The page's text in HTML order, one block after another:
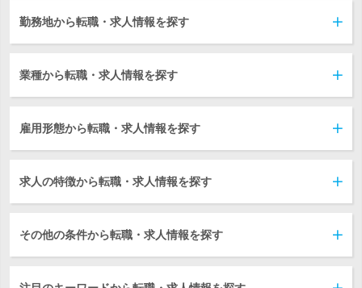
勤務地から転職・求人情報を探す
業種から転職・求人情報を探す
雇用形態から転職・求人情報を探す
求人の特徴から転職・求人情報を探す
その他の条件から転職・求人情報を探す